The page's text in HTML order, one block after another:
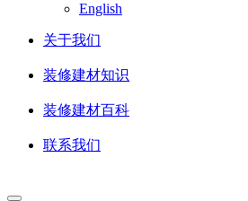
English
关于我们
装修建材知识
装修建材百科
联系我们